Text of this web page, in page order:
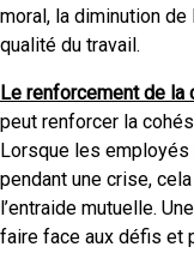
moral, la diminution
qualité du travail.
Le renforcement de la
peut renforcer la
Lorsque les employés
pendant une crise,
l’entraide mutuelle.
faire face aux défis et